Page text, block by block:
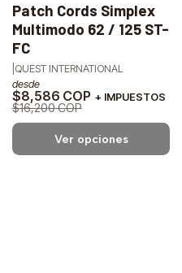
-47%
OFF
Patch Cords Simplex
Multimodo 62 / 125 ST-
FC
QUEST INTERNATIONAL
desde
$8,586 COP + IMPUESTOS
$16,200 COP
Ver opciones